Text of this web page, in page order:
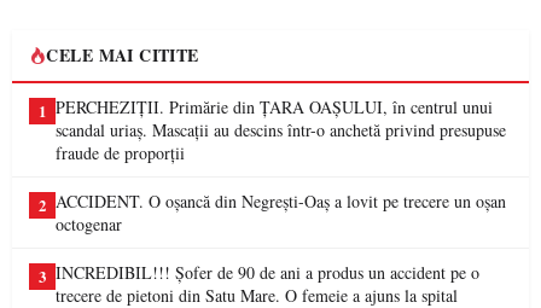
CELE MAI CITITE
1 PERCHEZIȚII. Primărie din ȚARA OAȘULUI, în centrul unui
scandal uriaș. Mascații au descins într-o anchetă privind presupuse
fraude de proporții
2 ACCIDENT. O oșancă din Negrești-Oaș a lovit pe trecere un oșan
octogenar
3 INCREDIBIL!!! Șofer de 90 de ani a produs un accident pe o
trecere de pietoni din Satu Mare. O femeie a ajuns la spital